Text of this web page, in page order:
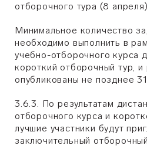
отборочного тура (8
Минимальное количество
необходимо выполнить в
учебно-отборочного курса
короткий отборочный тур, и
опубликованы не позднее
3.6.3. По результатам
отборочного курса и
лучшие участники будут
заключительный